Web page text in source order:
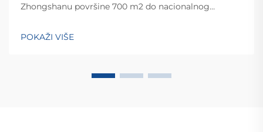
Zhongshanu površine 700 m2 do nacionalnog
zemalja. Otkrijte njihova inteligentna rješenja za
tehtanjezažali globalnu konsultaciju OEM/ODM-a još
POKAŽI VIŠE